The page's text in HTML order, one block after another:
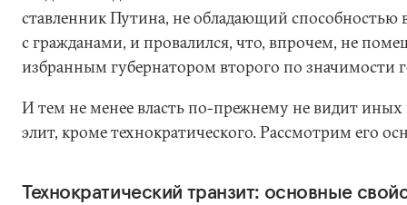
ставленник Путина, не обладающий способностью
с гражданами, и провалился, что, впрочем, не
избранным губернатором второго по значимости
И тем не менее власть по-прежнему не видит иных
элит, кроме технократического. Рассмотрим его
Технократический транзит: основные